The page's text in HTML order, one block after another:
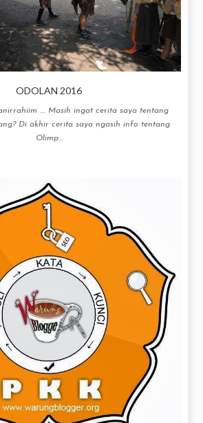
ODOLAN 2016
.... Masih ingat cerita saya tentang
Di akhir cerita saya ngasih info tentang
Olimp...